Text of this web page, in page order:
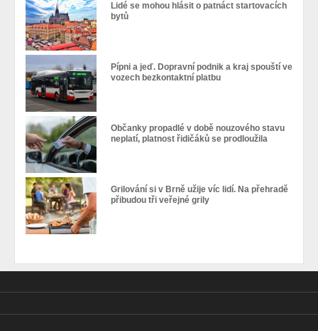
Lidé se mohou hlásit o patnáct startovacích
bytů
Pípni a jeď. Dopravní podnik a kraj spouští ve
vozech bezkontaktní platbu
Občanky propadlé v době nouzového stavu
neplatí, platnost řidičáků se prodloužila
Grilování si v Brně užije víc lidí. Na přehradě
přibudou tři veřejné grily